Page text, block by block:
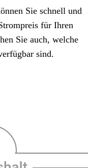
Sie schnell und
für Ihren
Sie auch, welche
sind.